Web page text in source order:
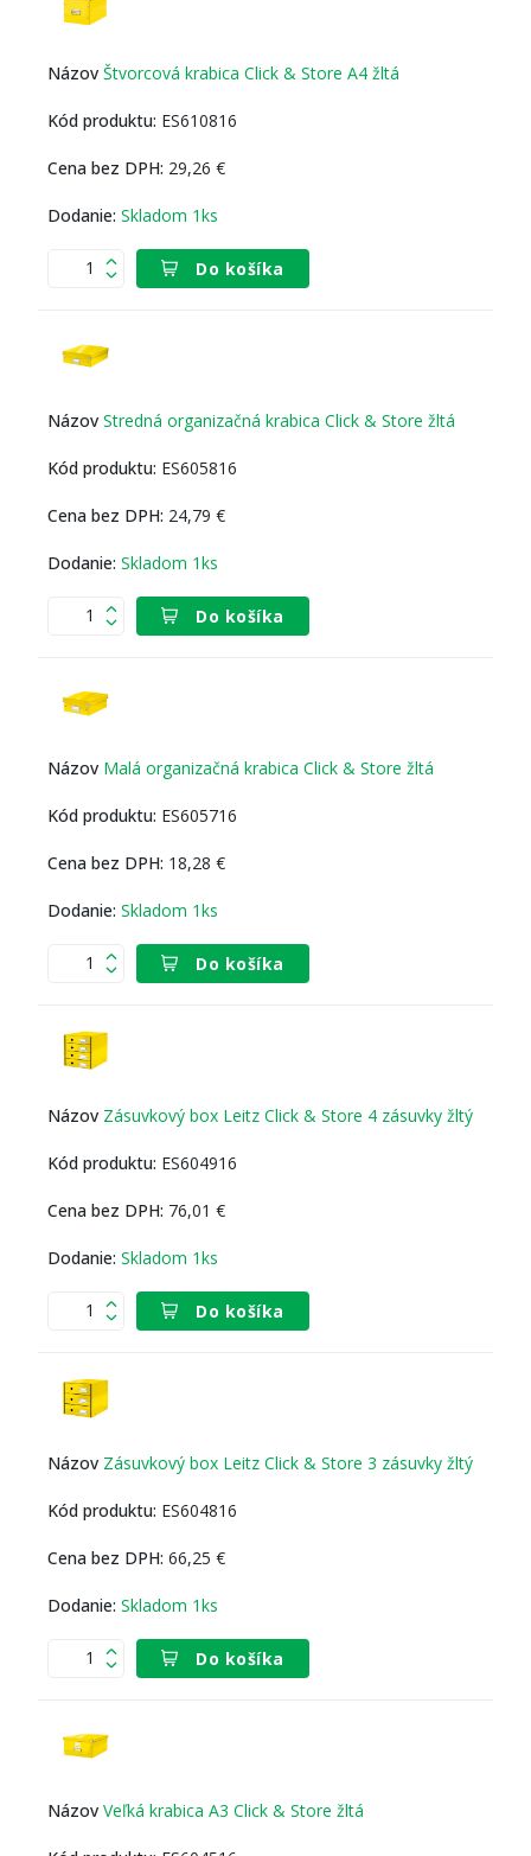
Štvorcová krabica Click & Store A4 žltá
ES610816
29,26 €
Skladom 1ks
Do košíka
Stredná organizačná krabica Click & Store žltá
ES605816
24,79 €
Skladom 1ks
Do košíka
Malá organizačná krabica Click & Store žltá
ES605716
18,28 €
Skladom 1ks
Do košíka
Zásuvkový box Leitz Click & Store 4 zásuvky žltý
ES604916
76,01 €
Skladom 1ks
Do košíka
Zásuvkový box Leitz Click & Store 3 zásuvky žltý
ES604816
66,25 €
Skladom 1ks
Do košíka
Veľká krabica A3 Click & Store žltá